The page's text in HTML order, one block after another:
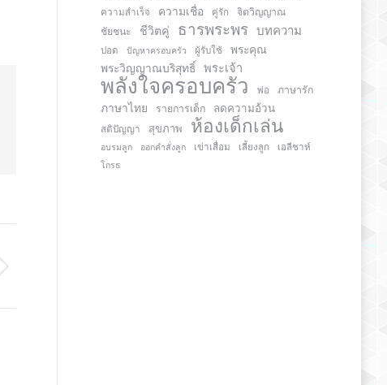
ความสำเร็จ ความเชื่อ คู่รัก
จิตวิญญาณ
ชัยชนะ
ชีวิตคู่ ธารพระพร บทความ
ปอด ปัญหาครอบครัว ผู้รับใช้
พระคุณ
พระวิญญาณบริสุทธิ์
พระเจ้า
พลังใจครอบครัว พ่อ ภาษารัก
ภาษาไทย รายการเด็ก ลดความอ้วน
สติปัญญา สุขภาพ ห้องเด็กเล่น
อบรมลูก ออกคำสั่งลูก เข่าเสื่อม เลี้ยงลูก
เอลีชาห์
โกรธ